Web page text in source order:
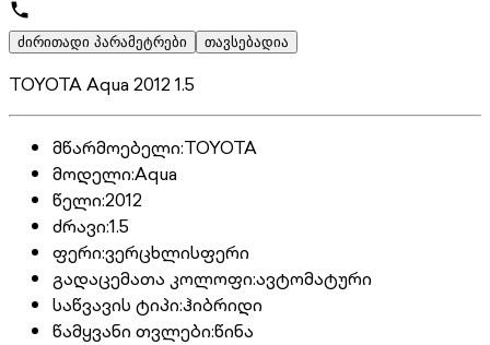
ძირითადი პარამეტრები თავსებადია
TOYOTA Aqua 2012 1.5
მწარმოებელი:TOYOTA
მოდელი:Aqua
წელი:2012
ძრავი:1.5
ფერი:ვერცხლისფერი
გადაცემათა კოლოფი:ავტომატური
საწვავის ტიპი:ჰიბრიდი
წამყვანი თვლები:წინა